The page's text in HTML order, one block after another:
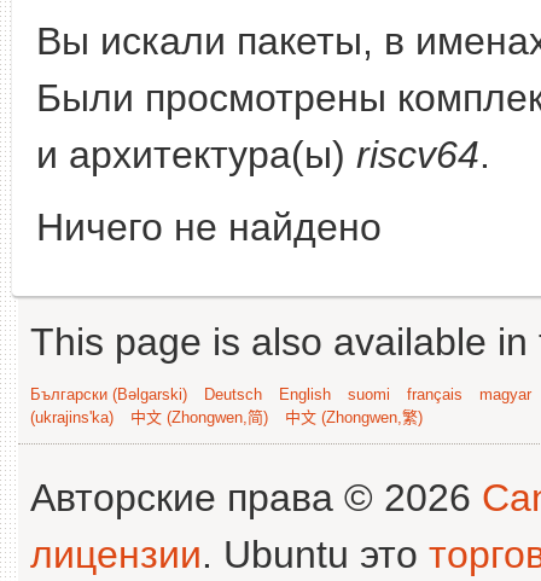
Вы искали пакеты, в
Были просмотрены
и архитектура(ы) riscv64.
Ничего не найдено
This page is also available
Български (Bəlgarski) Deutsch English suomi français
magyar
(ukrajins'ka)
中文 (Zhongwen,简) 中文 (Zhongwen,繁)
Авторские права © 2026
лицензии. Ubuntu это